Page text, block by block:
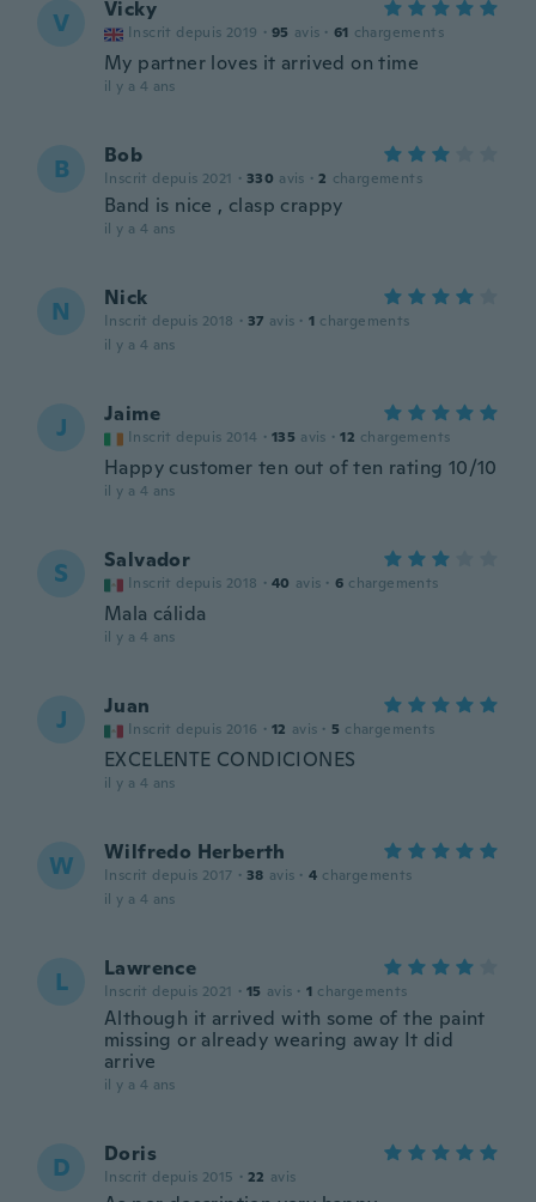
V Vicky
Inscrit depuis 2019 · 95 avis · 61 chargements
My partner loves it arrived on time
il y a 4 ans
B Bob
Inscrit depuis 2021 · 330 avis · 2 chargements
Band is nice , clasp crappy
il y a 4 ans
N Nick
Inscrit depuis 2018 · 37 avis · 1 chargements
il y a 4 ans
J Jaime
Inscrit depuis 2014 · 135 avis · 12 chargements
Happy customer ten out of ten rating 10/10
il y a 4 ans
S Salvador
Inscrit depuis 2018 · 40 avis · 6 chargements
Mala cálida
il y a 4 ans
J Juan
Inscrit depuis 2016 · 12 avis · 5 chargements
EXCELENTE CONDICIONES
il y a 4 ans
W Wilfredo Herberth
Inscrit depuis 2017 · 38 avis · 4 chargements
il y a 4 ans
L Lawrence
Inscrit depuis 2021 · 15 avis · 1 chargements
Although it arrived with some of the paint
missing or already wearing away It did
arrive
il y a 4 ans
D Doris
Inscrit depuis 2015 · 22 avis